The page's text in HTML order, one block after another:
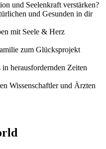
und Seelenkraft verstärken?
und Gesunden in dir
mit Seele & Herz
zum Glücksprojekt
herausfordernden Zeiten
Wissenschaftler und Ärzten